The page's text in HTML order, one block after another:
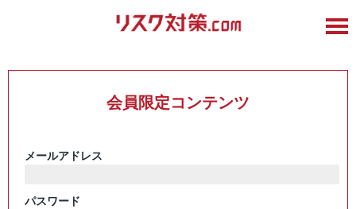
会員限定コンテンツ
メールアドレス
パスワード